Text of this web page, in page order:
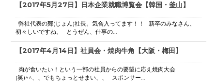
【2017年5月27日】日本企業就職博覧会【韓国・釜山】
弊社代表の鄭(じょん)社長。気合入ってます！！ 新卒のみなさん、
初々しいですね。 とうぜん、仕事の...
【2017年4月14日】社員会・焼肉牛角【大阪・梅田】
肉が食いたい！という一部の社員からの要望に応え焼肉大会
(笑)^^、、でもちょっとせまい、、 スポンサー...